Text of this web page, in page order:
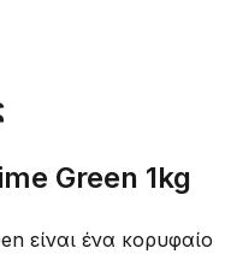
Green 1kg
είναι ένα κορυφαίο